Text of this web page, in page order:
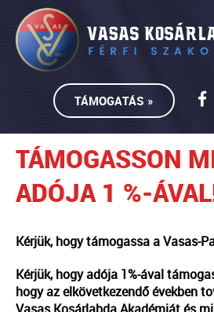
TÁMOGATÁS »
TÁMOGASSON
ADÓJA 1 %-
Kérjük, hogy támogassa a Vasas-
Kérjük, hogy adója 1%-ával
hogy az elkövetkezendő években